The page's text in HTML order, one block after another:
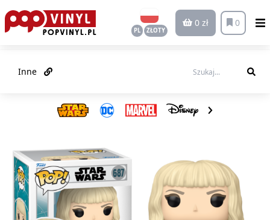
PL ZŁOTY
0 zł 0
Inne